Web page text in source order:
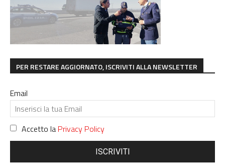
PER RESTARE AGGIORNATO, ISCRIVITI ALLA NEWSLETTER
Email
Accetto la Privacy Policy
ISCRIVITI